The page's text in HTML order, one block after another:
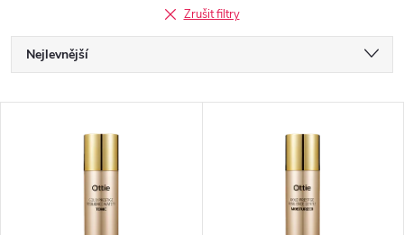
Zrušit filtry
Ř
a
Nejlevnější